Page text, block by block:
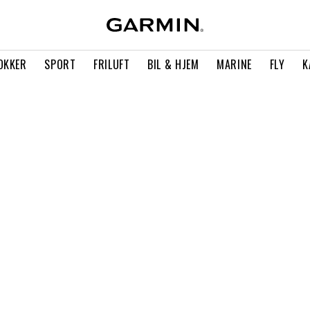
SPORT FRILUFT BIL & HJEM MARINE FLY